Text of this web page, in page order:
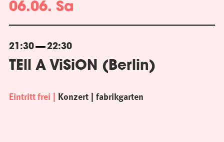
06.06. Sa
21:30 22:30
TEll A ViSiON (Berlin)
Eintritt frei Konzert fabrikgarten